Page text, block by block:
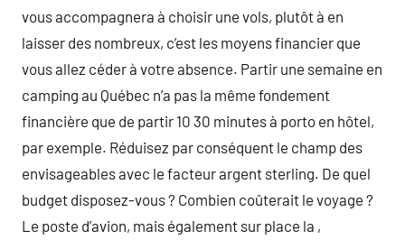
vous accompagnera à choisir une vols, plutôt à en
laisser des nombreux, c’est les moyens financier que
vous allez céder à votre absence. Partir une semaine en
camping au Québec n’a pas la même fondement
financière que de partir 10 30 minutes à porto en hôtel,
par exemple. Réduisez par conséquent le champ des
envisageables avec le facteur argent sterling. De quel
budget disposez-vous ? Combien coûterait le voyage ?
Le poste d’avion, mais également sur place la ,